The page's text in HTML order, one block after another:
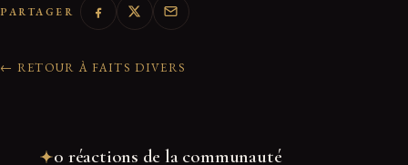
PARTAGER
← RETOUR À FAITS DIVERS
0 réactions de la communauté